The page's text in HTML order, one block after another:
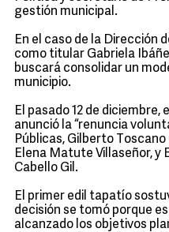
gestión municipal.
En el caso de la Dirección
como titular Gabriela
buscará consolidar un
municipio.
El pasado 12 de
anunció la “renuncia
Públicas, Gilberto
Elena Matute Villaseñor, y
Cabello Gil.
El primer edil tapatío
decisión se tomó porque
alcanzado los objetivos